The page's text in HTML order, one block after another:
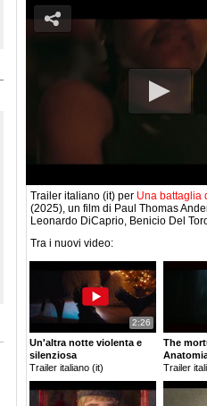
Trailer italiano (it) per Una battaglia
(2025), un film di Paul Thomas
Leonardo DiCaprio, Benicio Del
Tra i nuovi video:
2:26
Un'altra notte violenta e
silenziosa
Trailer italiano (it)
The
Trailer